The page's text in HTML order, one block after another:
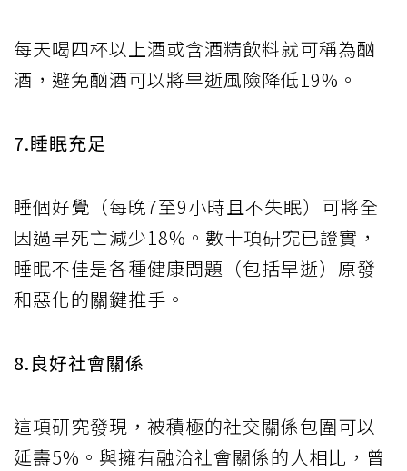
每天喝四杯以上酒或含酒精飲料就可稱為酗
酒，避免酗酒可以將早逝風險降低19%。
7.睡眠充足
睡個好覺（每晚7至9小時且不失眠）可將全
因過早死亡減少18%。數十項研究已證實，
睡眠不佳是各種健康問題（包括早逝）原發
和惡化的關鍵推手。
8.良好社會關係
這項研究發現，被積極的社交關係包圍可以
延壽5%。與擁有融洽社會關係的人相比，曾